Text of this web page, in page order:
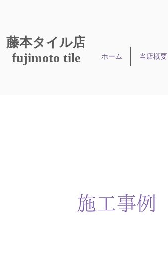
​藤本タイル店
fujimoto tile
ホーム 当店概要